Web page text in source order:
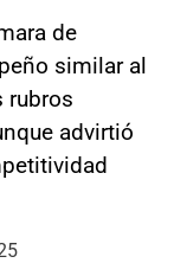
de
similar al
rubros
advirtió